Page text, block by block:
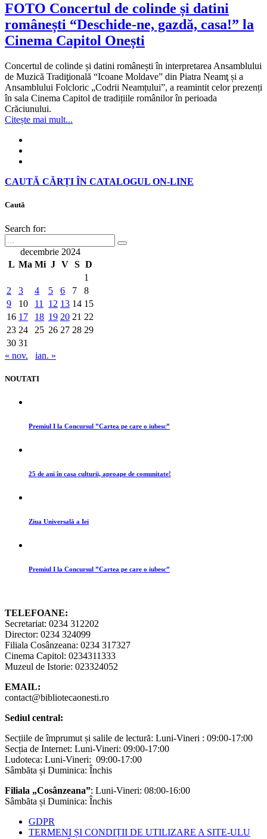
FOTO Concertul de colinde și datini
românești “Deschide-ne, gazdă, casa!” la
Cinema Capitol Onești
Concertul de colinde și datini românești în interpretarea Ansamblului
de Muzică Tradiţională “Icoane Moldave” din Piatra Neamţ și a
Ansamblului Folcloric „Codrii Neamțului”, a reamintit celor prezenți
în sala Cinema Capitol de tradițiile românilor în perioada
Crăciunului.
Citește mai mult...
CAUTĂ CĂRȚI ÎN CATALOGUL ON-LINE
Caută
Search for:
decembrie 2024
L Ma Mi J V S D
1
2
3 4 5 6 7
8
9
10 11 12 13 14 15
16 17 18 19 20 21 22
23 24 25 26 27 28 29
30 31
« nov.
ian. »
NOUTATI
Premiul I la Concursul ”Cartea pe care o iubesc”
25 de ani în casa culturii, aproape de comunitate!
Ziua Universală a Iei
Premiul I la Concursul ”Cartea pe care o iubesc”
TELEFOANE:
Secretariat: 0234 312202
Director: 0234 324099
Filiala Cosânzeana: 0234 317327
Cinema Capitol: 0234311333
Muzeul de Istorie: 023324052
EMAIL:
contact@bibliotecaonesti.ro
Sediul central:
Secțiile de împrumut și salile de lectură: Luni-Vineri : 09:00-17:00
Secția de Internet: Luni-Vineri: 09:00-17:00
Ludoteca: Luni-Vineri: 09:00-17:00
Sâmbăta și Duminica: Închis
Filiala „Cosânzeana”: Luni-Vineri: 08:00-16:00
Sâmbăta și Duminica: Închis
GDPR
TERMENI ȘI CONDIȚII DE UTILIZARE A SITE-ULU